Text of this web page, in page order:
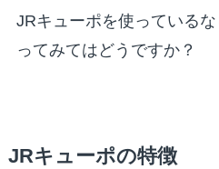
JRキューポを使っている
ってみてはどうですか？
JRキューポの特徴